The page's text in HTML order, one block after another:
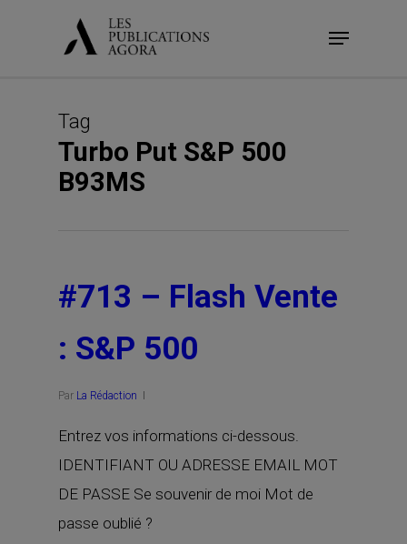
Menu
Tag
Turbo Put S&P 500
B93MS
#713 – Flash Vente
: S&P 500
Par La Rédaction
Entrez vos informations ci-dessous.
IDENTIFIANT OU ADRESSE EMAIL MOT
DE PASSE Se souvenir de moi Mot de
passe oublié ?